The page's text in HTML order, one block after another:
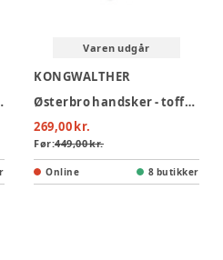
fur
Varen udgår
KONGWALTHER
Østerbro handsker - toffee fur
269,00 kr.
Før:449,00 kr.
Online 8 butikker